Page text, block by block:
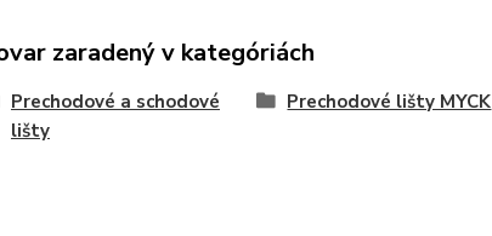
zaradený v kategóriách
Prechodové a schodové
lišty
Prechodové lišty MYCK